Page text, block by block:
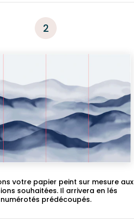
2
votre papier peint sur mesure aux
souhaitées. Il arrivera en lés
numérotés prédécoupés.